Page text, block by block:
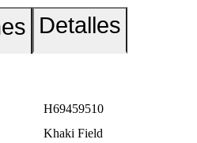
Detalles
H69459510
Khaki Field